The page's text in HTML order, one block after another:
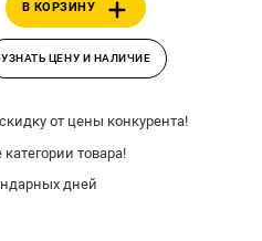
В КОРЗИНУ
УЗНАТЬ ЦЕНУ И НАЛИЧИЕ
от цены конкурента!
товара!
дней